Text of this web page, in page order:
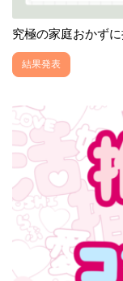
究極の家庭おかず
結果発表